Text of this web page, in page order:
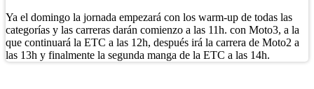
Ya el domingo la jornada empezará con los warm-up de todas las
categorías y las carreras darán comienzo a las 11h. con Moto3, a la
que continuará la ETC a las 12h, después irá la carrera de Moto2 a
las 13h y finalmente la segunda manga de la ETC a las 14h.